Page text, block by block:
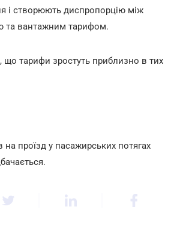
і створюють диспропорцію між
та вантажним тарифом.
тарифи зростуть приблизно в тих
проїзд у пасажирських потягах